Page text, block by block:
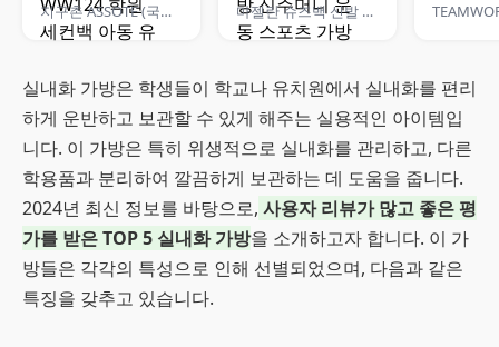
지구촌 ASSOTE (국산) 들고 메는 보조가방 크로스백 WW124 학원 세컨백 아동 유치원 초등학생 마젤란 슈즈백 신발 주머니 학생 가방 보조 실내화 학원 가방 신주머니 운동 스포츠 가방 토트백
실내화 가방은 학생들이 학교나 유치원에서 실내화를 편리
하게 운반하고 보관할 수 있게 해주는 실용적인 아이템입
니다. 이 가방은 특히 위생적으로 실내화를 관리하고, 다른
학용품과 분리하여 깔끔하게 보관하는 데 도움을 줍니다.
2024년 최신 정보를 바탕으로, 사용자 리뷰가 많고 좋은 평
가를 받은 TOP 5 실내화 가방을 소개하고자 합니다. 이 가
방들은 각각의 특성으로 인해 선별되었으며, 다음과 같은
특징을 갖추고 있습니다.